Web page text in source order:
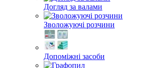
Догляд за валами
Зволожуючі розчини
Допоміжні засоби